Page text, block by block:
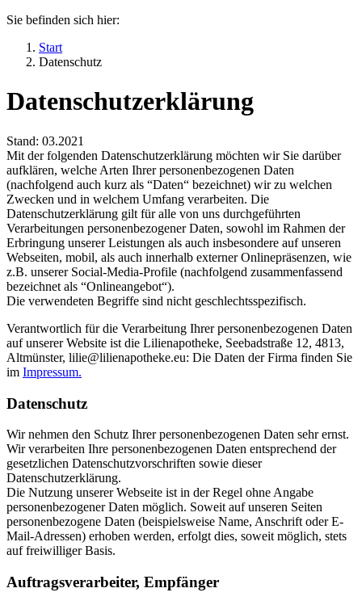
Sie befinden sich hier:
Start
Datenschutz
Datenschutzerklärung
Stand: 03.2021
Mit der folgenden Datenschutzerklärung möchten wir Sie darüber
aufklären, welche Arten Ihrer personenbezogenen Daten
(nachfolgend auch kurz als “Daten“ bezeichnet) wir zu welchen
Zwecken und in welchem Umfang verarbeiten. Die
Datenschutzerklärung gilt für alle von uns durchgeführten
Verarbeitungen personenbezogener Daten, sowohl im Rahmen der
Erbringung unserer Leistungen als auch insbesondere auf unseren
Webseiten, mobil, als auch innerhalb externer Onlinepräsenzen, wie
z.B. unserer Social-Media-Profile (nachfolgend zusammenfassend
bezeichnet als “Onlineangebot“).
Die verwendeten Begriffe sind nicht geschlechtsspezifisch.
Verantwortlich für die Verarbeitung Ihrer personenbezogenen Daten
auf unserer Website ist die Lilienapotheke, Seebadstraße 12, 4813,
Altmünster, lilie@lilienapotheke.eu: Die Daten der Firma finden Sie
im Impressum.
Datenschutz
Wir nehmen den Schutz Ihrer personenbezogenen Daten sehr ernst.
Wir verarbeiten Ihre personenbezogenen Daten entsprechend der
gesetzlichen Datenschutzvorschriften sowie dieser
Datenschutzerklärung.
Die Nutzung unserer Webseite ist in der Regel ohne Angabe
personenbezogener Daten möglich. Soweit auf unseren Seiten
personenbezogene Daten (beispielsweise Name, Anschrift oder E-
Mail-Adressen) erhoben werden, erfolgt dies, soweit möglich, stets
auf freiwilliger Basis.
Auftragsverarbeiter, Empfänger